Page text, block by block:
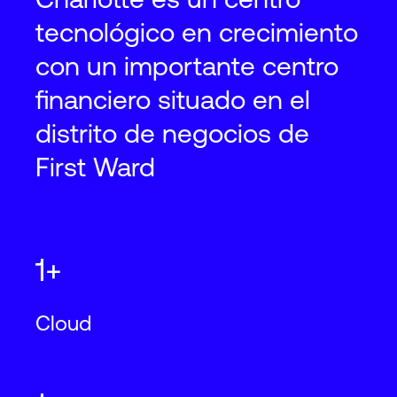
tecnológico en crecimiento
con un importante centro
financiero situado en el
distrito de negocios de
First Ward
1+
Cloud